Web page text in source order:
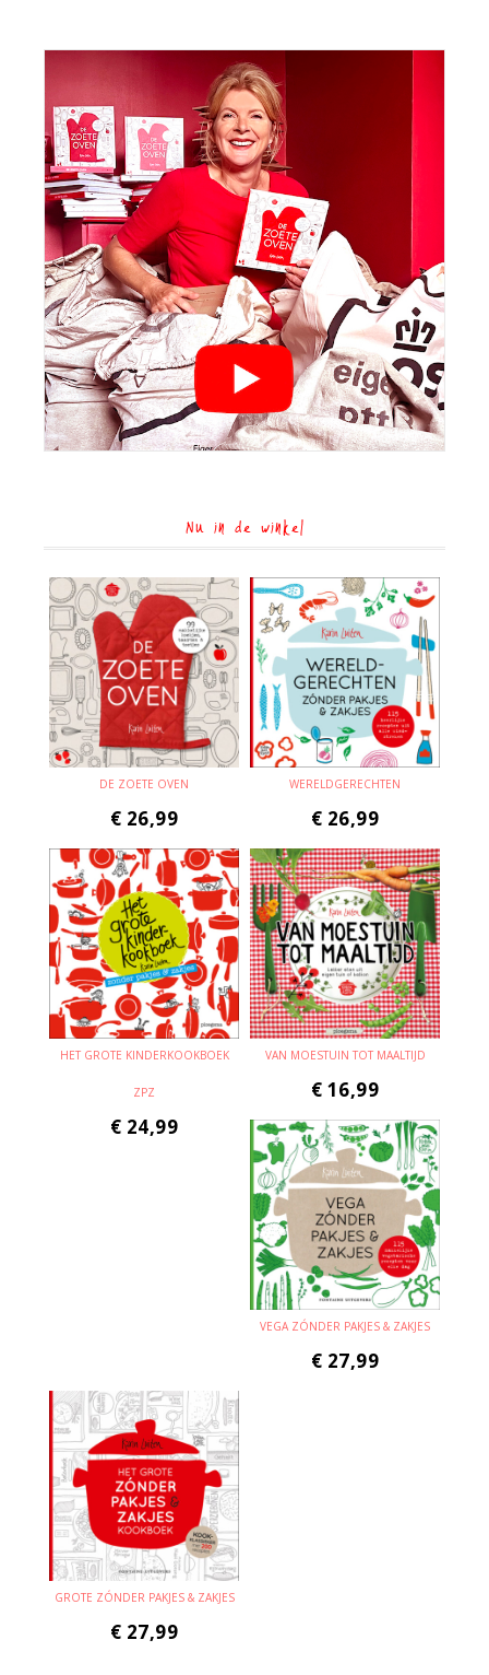
Nu in de winkel
DE ZOETE OVEN
€ 26,99
WERELDGERECHTEN
€ 26,99
HET GROTE KINDERKOOKBOEK
ZPZ
€ 24,99
VAN MOESTUIN TOT MAALTIJD
€ 16,99
VEGA ZÓNDER PAKJES & ZAKJES
€ 27,99
GROTE ZÓNDER PAKJES & ZAKJES
€ 27,99